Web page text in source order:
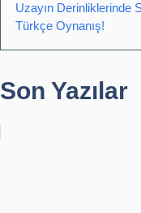
Uzayın Derinliklerinde
Türkçe Oynanış!
Son Yazılar